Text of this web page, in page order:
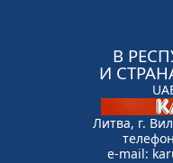
В
И
Литва, г.
e-mail: